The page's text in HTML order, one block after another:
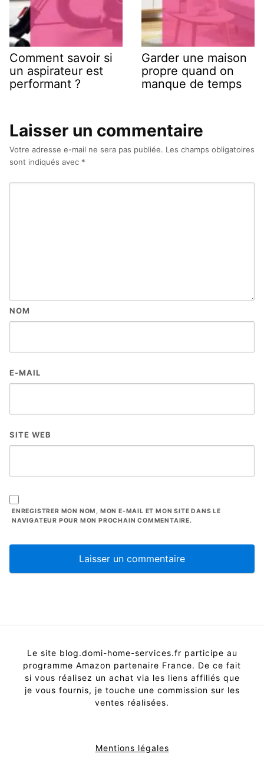
Comment savoir si
un aspirateur est
performant ?
Garder une maison
propre quand on
manque de temps
Laisser un commentaire
Votre adresse e-mail ne sera pas publiée. Les champs obligatoires
sont indiqués avec *
NOM
E-MAIL
SITE WEB
ENREGISTRER MON NOM, MON E-MAIL ET MON SITE DANS LE
NAVIGATEUR POUR MON PROCHAIN COMMENTAIRE.
Le site blog.domi-home-services.fr participe au
programme Amazon partenaire France. De ce fait
si vous réalisez un achat via les liens affiliés que
je vous fournis, je touche une commission sur les
ventes réalisées.
Mentions légales